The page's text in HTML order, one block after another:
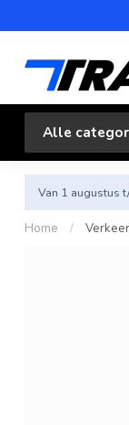
Alle
Van 1 augustus
Home /